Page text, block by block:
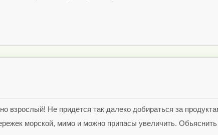
взрослый! Не придется так далеко добираться за
морской, мимо и можно припасы увеличить.